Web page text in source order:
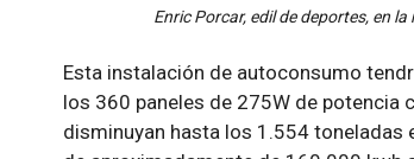
Enric Porcar, edil de deportes, en
Esta instalación de autoconsumo
los 360 paneles de 275W de potencia
disminuyan hasta los 1.554 toneladas